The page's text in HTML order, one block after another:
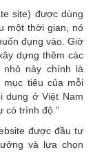
site) được dùng
một thời gian, nó
đụng vào. Giờ
dựng thêm các
nhỏ này chính là
mục tiêu của mỗi
dung ở Việt Nam
có trình độ.”
được đầu tư
và lựa chọn